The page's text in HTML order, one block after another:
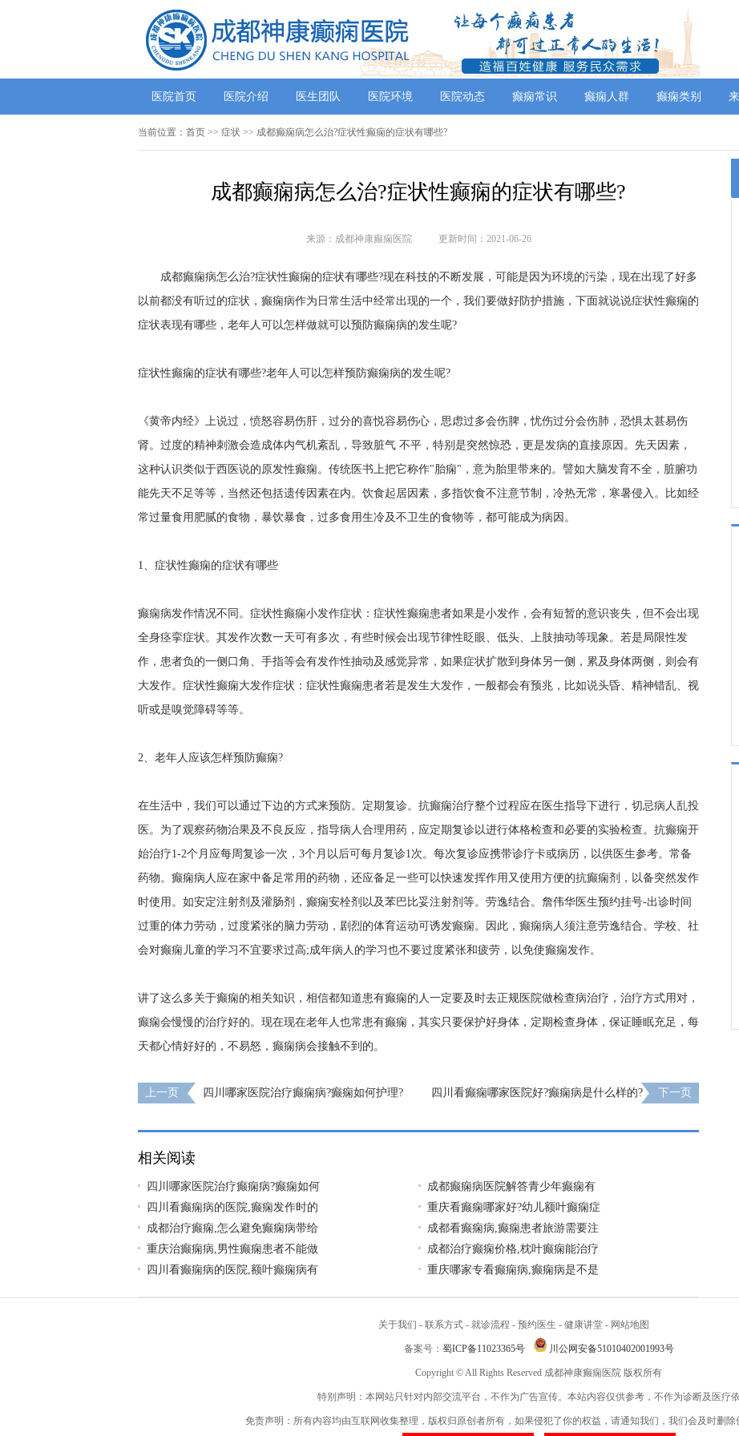
医院首页 医院介绍 医生团队 医院环境 医院动态 癫痫常识 癫痫人群 癫痫类别
当前位置： 首页 >> 症状 >> 成都癫痫病怎么治?症状性癫痫的症状有哪些?
成都癫痫病怎么治?症状性癫痫的症状有哪些?
来源：成都神康癫痫医院 更新时间：2021-06-26
成都癫痫病怎么治?症状性癫痫的症状有哪些?现在科技的不断发展，可能是因为环境的污染，现在出现了好多
以前都没有听过的症状，癫痫病作为日常生活中经常出现的一个，我们要做好防护措施，下面就说说症状性癫痫的
症状表现有哪些，老年人可以怎样做就可以预防癫痫病的发生呢?
症状性癫痫的症状有哪些?老年人可以怎样预防癫痫病的发生呢?
《黄帝内经》上说过，愤怒容易伤肝，过分的喜悦容易伤心，思虑过多会伤脾，忧伤过分会伤肺，恐惧太甚易伤
肾。过度的精神刺激会造成体内气机紊乱，导致脏气 不平，特别是突然惊恐，更是发病的直接原因。先天因素，
这种认识类似于西医说的原发性癫痫。传统医书上把它称作"胎痫"，意为胎里带来的。譬如大脑发育不全，脏腑功
能先天不足等等，当然还包括遗传因素在内。饮食起居因素，多指饮食不注意节制，冷热无常，寒暑侵入。比如经
常过量食用肥腻的食物，暴饮暴食，过多食用生冷及不卫生的食物等，都可能成为病因。
1、症状性癫痫的症状有哪些
癫痫病发作情况不同。症状性癫痫小发作症状：症状性癫痫患者如果是小发作，会有短暂的意识丧失，但不会出现
全身痉挛症状。其发作次数一天可有多次，有些时候会出现节律性眨眼、低头、上肢抽动等现象。若是局限性发
作，患者负的一侧口角、手指等会有发作性抽动及感觉异常，如果症状扩散到身体另一侧，累及身体两侧，则会有
大发作。症状性癫痫大发作症状：症状性癫痫患者若是发生大发作，一般都会有预兆，比如说头昏、精神错乱、视
听或是嗅觉障碍等等。
2、老年人应该怎样预防癫痫?
在生活中，我们可以通过下边的方式来预防。定期复诊。抗癫痫治疗整个过程应在医生指导下进行，切忌病人乱投
医。为了观察药物治果及不良反应，指导病人合理用药，应定期复诊以进行体格检查和必要的实验检查。抗癫痫开
始治疗1-2个月应每周复诊一次，3个月以后可每月复诊1次。每次复诊应携带诊疗卡或病历，以供医生参考。常备
药物。癫痫病人应在家中备足常用的药物，还应备足一些可以快速发挥作用又使用方便的抗癫痫剂，以备突然发作
时使用。如安定注射剂及灌肠剂，癫痫安栓剂以及苯巴比妥注射剂等。劳逸结合。 詹伟华医生预约挂号-出诊时间
过重的体力劳动，过度紧张的脑力劳动，剧烈的体育运动可诱发癫痫。因此，癫痫病人须注意劳逸结合。学校、社
会对癫痫儿童的学习不宜要求过高;成年病人的学习也不要过度紧张和疲劳，以免使癫痫发作。
讲了这么多关于癫痫的相关知识，相信都知道患有癫痫的人一定要及时去正规医院做检查病治疗，治疗方式用对，
癫痫会慢慢的治疗好的。现在现在老年人也常患有癫痫，其实只要保护好身体，定期检查身体，保证睡眠充足，每
天都心情好好的，不易怒，癫痫病会接触不到的。
上一页 四川哪家医院治疗癫痫病?癫痫如何护理? 四川看癫痫哪家医院好?癫痫病是什么样的? 下一页
相关阅读
四川哪家医院治疗癫痫病?癫痫如何
成都癫痫病医院解答青少年癫痫有
四川看癫痫病的医院,癫痫发作时的
重庆看癫痫哪家好?幼儿额叶癫痫症
成都治疗癫痫,怎么避免癫痫病带给
成都看癫痫病,癫痫患者旅游需要注
重庆治癫痫病,男性癫痫患者不能做
成都治疗癫痫价格,枕叶癫痫能治疗
四川看癫痫病的医院,额叶癫痫病有
重庆哪家专看癫痫病,癫痫病是不是
关于我们 - 联系方式 - 就诊流程 - 预约医生 - 健康讲堂 - 网站地图
备案号： 蜀ICP备11023365号 川公网安备51010402001993号
Copyright © All Rights Reserved 成都神康癫痫医院 版权所有
特别声明：本网站只针对内部交流平台，不作为广告宣传。本站内容仅供参考，不作为诊断及医疗依
免责声明：所有内容均由互联网收集整理，版权归原创者所有，如果侵犯了你的权益，请通知我们，我们会及时删除